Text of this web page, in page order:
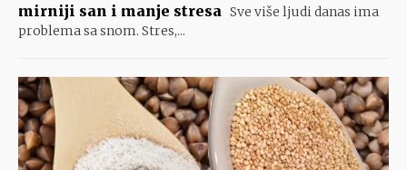
mirniji san i manje stresa Sve više ljudi danas ima
problema sa snom. Stres,...